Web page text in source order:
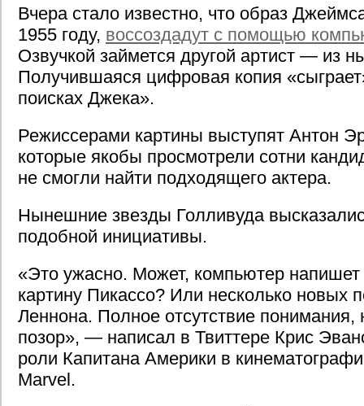
Вчера стало известно, что образ
1955 году, воссоздадут с помощью
Озвучкой займется другой артист — из
Получившаяся цифровая копия
поисках Джека».
Режиссерами картины выступят Антон
которые якобы просмотрели сотни
не смогли найти подходящего актера.
Нынешние звезды Голливуда
подобной инициативы.
«Это ужасно. Может, компьютер
картину Пикассо? Или несколько новых
Леннона. Полное отсутствие понимания,
позор», — написал в Твиттере Крис
роли Капитана Америки в
Marvel.